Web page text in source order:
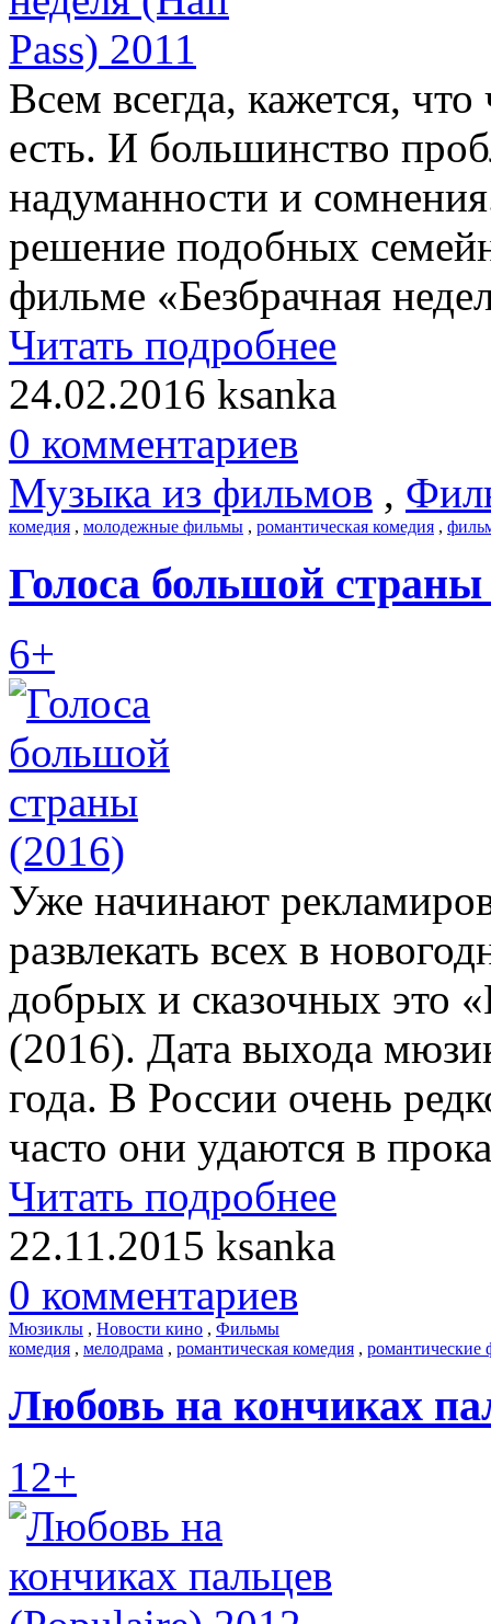
Всем всегда, кажется, что
есть. И большинство
надуманности и
решение подобных
фильме «Безбрачная
Читать подробнее
24.02.2016 ksanka
0 комментариев
Музыка из фильмов ,
комедия , молодежные фильмы , романтическая комедия ,
Голоса большой страны
6+
Уже начинают
развлекать всех в
добрых и сказочных это
(2016). Дата выхода
года. В России очень
часто они удаются в
Читать подробнее
22.11.2015 ksanka
0 комментариев
Мюзиклы , Новости кино , Фильмы
комедия , мелодрама , романтическая комедия , романтические
Любовь на кончиках
12+